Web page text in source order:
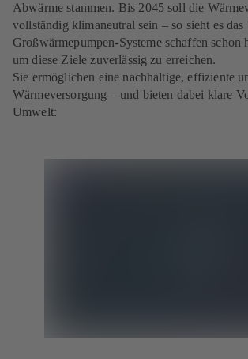
Abwärme stammen. Bis 2045 soll die
vollständig klimaneutral sein – so sieht es
Großwärmepumpen-Systeme schaffen schon
um diese Ziele zuverlässig zu erreichen.
Sie ermöglichen eine nachhaltige, effiziente
Wärmeversorgung – und bieten dabei klare
Umwelt: